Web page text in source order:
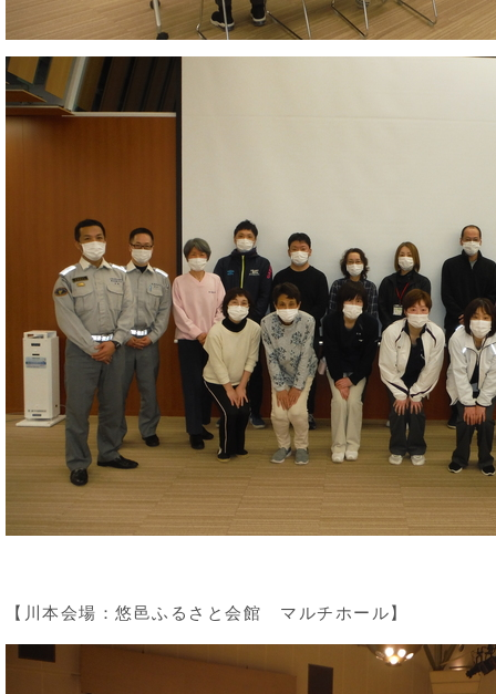
【川本会場：悠邑ふるさと会館 マルチホール】